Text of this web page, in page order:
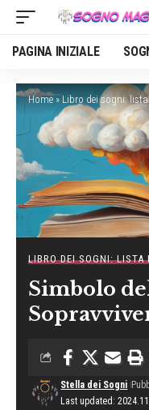
PAGINA INIZIALE
Home» Libro dei sogni: lista
LIBRO DEI SOGNI: LISTA
Simbolo
Last updated:
Stella dei Sogni